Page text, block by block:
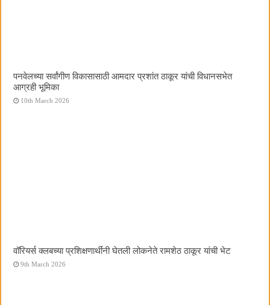
पनवेलच्या सर्वांगीण विकासासाठी आमदार प्रशांत ठाकूर यांची विधानसभेत
आग्रही भूमिका
10th March 2026
वॉरियर्स क्लबच्या प्रशिक्षणार्थींनी घेतली लोकनेते रामशेठ ठाकूर यांची भेट
9th March 2026